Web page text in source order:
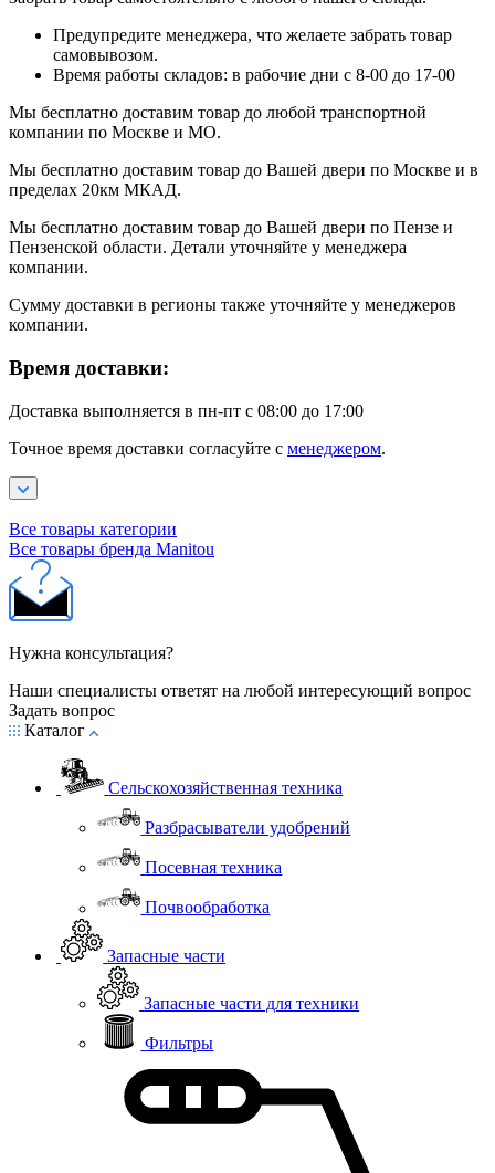
Предупредите менеджера, что желаете забрать товар
самовывозом.
Время работы складов: в рабочие дни с 8-00 до 17-00
Мы бесплатно доставим товар до любой транспортной
компании по Москве и МО.
Мы бесплатно доставим товар до Вашей двери по Москве и в
пределах 20км МКАД.
Мы бесплатно доставим товар до Вашей двери по Пензе и
Пензенской области. Детали уточняйте у менеджера
компании.
Сумму доставки в регионы также уточняйте у менеджеров
компании.
Время доставки:
Доставка выполняется в пн-пт с 08:00 до 17:00
Точное время доставки согласуйте с менеджером.
Все товары категории
Все товары бренда Manitou
Нужна консультация?
Наши специалисты ответят на любой интересующий вопрос
Задать вопрос
Каталог
Сельскохозяйственная техника
Разбрасыватели удобрений
Посевная техника
Почвообработка
Запасные части
Запасные части для техники
Фильтры